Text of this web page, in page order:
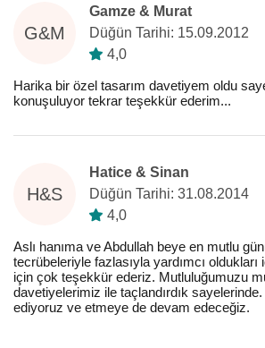
G&M
Gamze & Murat
Düğün Tarihi: 15.09.2012
4,0
Harika bir özel tasarım davetiyem oldu
konuşuluyor tekrar teşekkür ederim...
H&S
Hatice & Sinan
Düğün Tarihi: 31.08.2014
4,0
Aslı hanıma ve Abdullah beye en mutlu
tecrübeleriyle fazlasıyla yardımcı oldukları
için çok teşekkür ederiz. Mutluluğumuzu
davetiyelerimiz ile taçlandırdık
ediyoruz ve etmeye de devam edeceğiz.